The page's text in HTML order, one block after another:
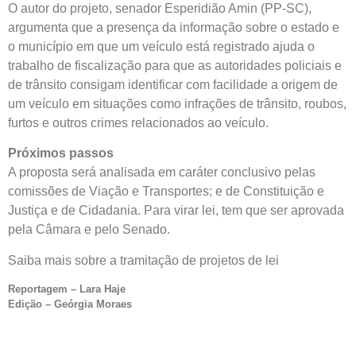
O autor do projeto, senador Esperidião Amin (PP-SC),
argumenta que a presença da informação sobre o estado e
o município em que um veículo está registrado ajuda o
trabalho de fiscalização para que as autoridades policiais e
de trânsito consigam identificar com facilidade a origem de
um veículo em situações como infrações de trânsito, roubos,
furtos e outros crimes relacionados ao veículo.
Próximos passos
A proposta será analisada em caráter conclusivo pelas
comissões de Viação e Transportes; e de Constituição e
Justiça e de Cidadania. Para virar lei, tem que ser aprovada
pela Câmara e pelo Senado.
Saiba mais sobre a tramitação de projetos de lei
Reportagem – Lara Haje
Edição – Geórgia Moraes